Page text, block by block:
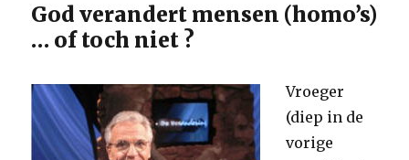
God verandert mensen (homo’s)
… of toch niet ?
Vroeger
(diep in de
vorige